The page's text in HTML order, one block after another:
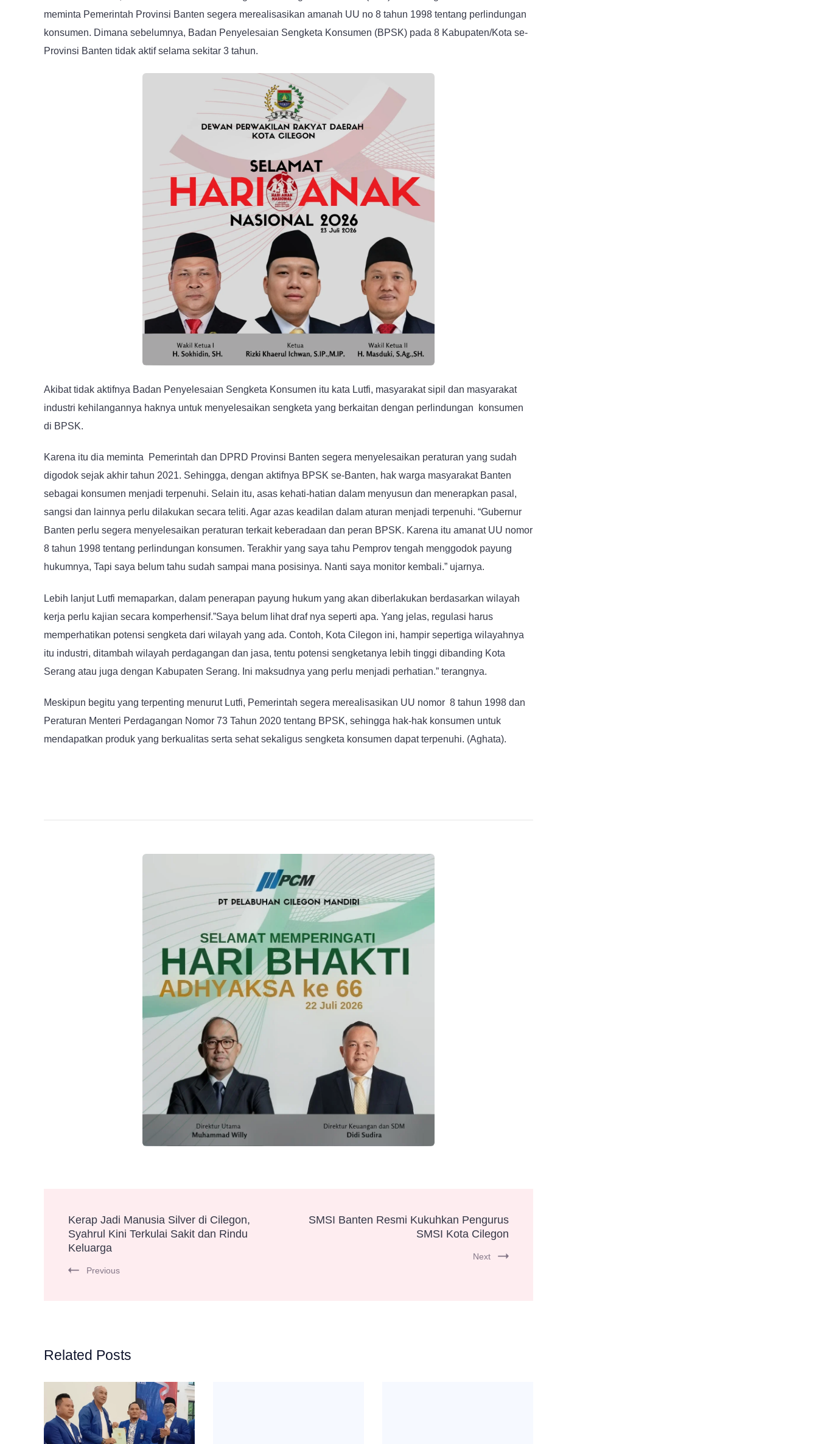
meminta Pemerintah Provinsi Banten segera merealisasikan amanah UU no 8 tahun 1998 tentang perlindungan
konsumen. Dimana sebelumnya, Badan Penyelesaian Sengketa Konsumen (BPSK) pada 8 Kabupaten/Kota se-
Provinsi Banten tidak aktif selama sekitar 3 tahun.
Akibat tidak aktifnya Badan Penyelesaian Sengketa Konsumen itu kata Lutfi, masyarakat sipil dan masyarakat
industri kehilangannya haknya untuk menyelesaikan sengketa yang berkaitan dengan perlindungan konsumen
di BPSK.
Karena itu dia meminta Pemerintah dan DPRD Provinsi Banten segera menyelesaikan peraturan yang sudah
digodok sejak akhir tahun 2021. Sehingga, dengan aktifnya BPSK se-Banten, hak warga masyarakat Banten
sebagai konsumen menjadi terpenuhi. Selain itu, asas kehati-hatian dalam menyusun dan menerapkan pasal,
sangsi dan lainnya perlu dilakukan secara teliti. Agar azas keadilan dalam aturan menjadi terpenuhi. “Gubernur
Banten perlu segera menyelesaikan peraturan terkait keberadaan dan peran BPSK. Karena itu amanat UU nomor
8 tahun 1998 tentang perlindungan konsumen. Terakhir yang saya tahu Pemprov tengah menggodok payung
hukumnya, Tapi saya belum tahu sudah sampai mana posisinya. Nanti saya monitor kembali.” ujarnya.
Lebih lanjut Lutfi memaparkan, dalam penerapan payung hukum yang akan diberlakukan berdasarkan wilayah
kerja perlu kajian secara komperhensif.”Saya belum lihat draf nya seperti apa. Yang jelas, regulasi harus
memperhatikan potensi sengketa dari wilayah yang ada. Contoh, Kota Cilegon ini, hampir sepertiga wilayahnya
itu industri, ditambah wilayah perdagangan dan jasa, tentu potensi sengketanya lebih tinggi dibanding Kota
Serang atau juga dengan Kabupaten Serang. Ini maksudnya yang perlu menjadi perhatian.” terangnya.
Meskipun begitu yang terpenting menurut Lutfi, Pemerintah segera merealisasikan UU nomor 8 tahun 1998 dan
Peraturan Menteri Perdagangan Nomor 73 Tahun 2020 tentang BPSK, sehingga hak-hak konsumen untuk
mendapatkan produk yang berkualitas serta sehat sekaligus sengketa konsumen dapat terpenuhi. (Aghata).
Navigation
Kerap Jadi Manusia Silver di Cilegon,
Syahrul Kini Terkulai Sakit dan Rindu
Keluarga
Previous
SMSI Banten Resmi Kukuhkan Pengurus
SMSI Kota Cilegon
Next
Related Posts